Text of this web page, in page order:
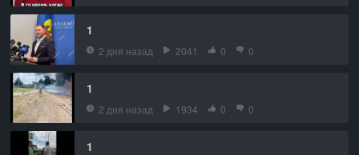
1
2 дня назад 2041 0 0
1
2 дня назад 1934 0 0
1